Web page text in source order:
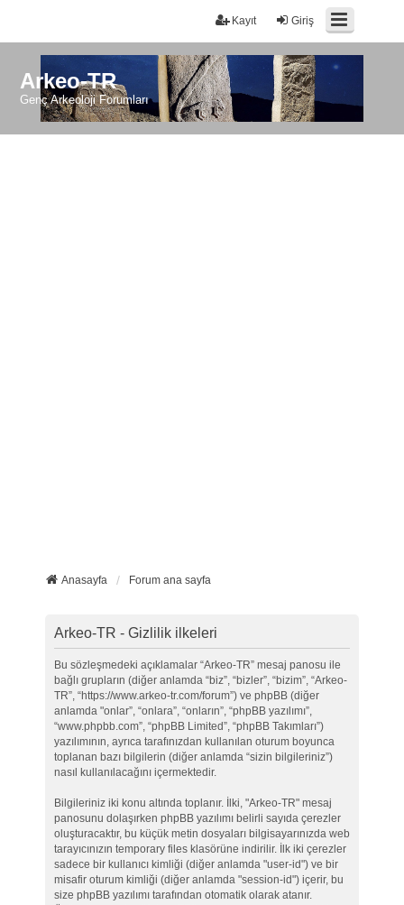
Giriş
Kayıt
Arkeo-TR
Genç Arkeoloji Forumları
Anasayfa Forum ana sayfa
Arkeo-TR - Gizlilik ilkeleri
Bu sözleşmedeki açıklamalar “Arkeo-TR” mesaj panosu ile
bağlı grupların (diğer anlamda “biz”, “bizler”, “bizim”, “Arkeo-
TR”, “https://www.arkeo-tr.com/forum”) ve phpBB (diğer
anlamda "onlar”, “onlara”, “onların”, “phpBB yazılımı”,
“www.phpbb.com”, “phpBB Limited”, “phpBB Takımları”)
yazılımının, ayrıca tarafınızdan kullanılan oturum boyunca
toplanan bazı bilgilerin (diğer anlamda “sizin bilgileriniz”)
nasıl kullanılacağını içermektedir.
Bilgileriniz iki konu altında toplanır. İlki, "Arkeo-TR" mesaj
panosunu dolaşırken phpBB yazılımı belirli sayıda çerezler
oluşturacaktır, bu küçük metin dosyaları bilgisayarınızda web
tarayıcınızın temporary files klasörüne indirilir. İlk iki çerezler
sadece bir kullanıcı kimliği (diğer anlamda "user-id") ve bir
misafir oturum kimliği (diğer anlamda "session-id") içerir, bu
size phpBB yazılımı tarafından otomatik olarak atanır.